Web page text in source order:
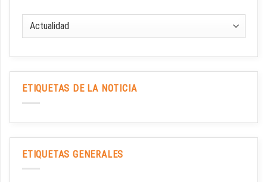
ETIQUETAS DE LA NOTICIA
ETIQUETAS GENERALES